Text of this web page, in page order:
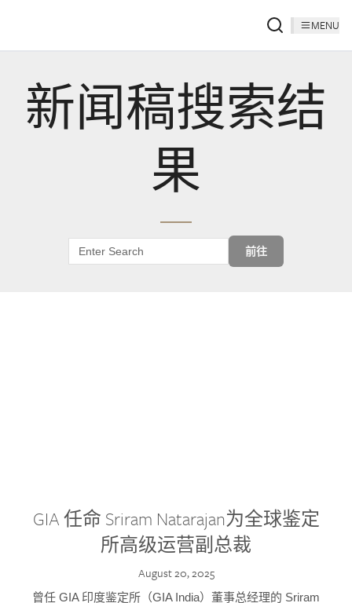
MENU
新闻稿搜索结
果
前往
GIA 任命 Sriram Natarajan为全球鉴定
所高级运营副总裁
August 20, 2025
曾任 GIA 印度鉴定所（GIA India）董事总经理的 Sriram